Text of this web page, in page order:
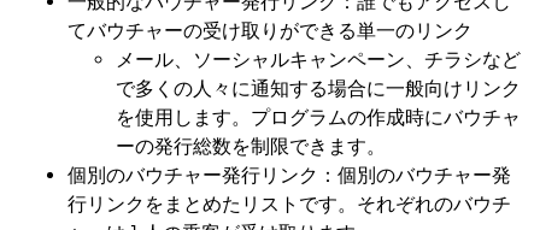
てバウチャーの受け取りができる単一のリンク
メール、ソーシャルキャンペーン、チラシなど
で多くの人々に通知する場合に一般向けリンク
を使用します。プログラムの作成時にバウチャ
ーの発行総数を制限できます。
個別のバウチャー発行リンク：個別のバウチャー発
行リンクをまとめたリストです。それぞれのバウチ